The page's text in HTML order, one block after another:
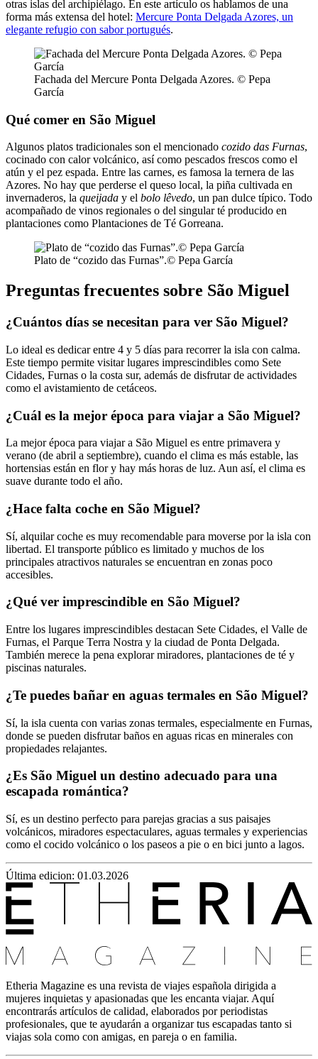
otras islas del archipiélago. En este artículo os hablamos de una
forma más extensa del hotel: Mercure Ponta Delgada Azores, un
elegante refugio con sabor portugués.
Fachada del Mercure Ponta Delgada Azores. © Pepa
García
Qué comer en São Miguel
Algunos platos tradicionales son el mencionado cozido das Furnas,
cocinado con calor volcánico, así como pescados frescos como el
atún y el pez espada. Entre las carnes, es famosa la ternera de las
Azores. No hay que perderse el queso local, la piña cultivada en
invernaderos, la queijada y el bolo lêvedo, un pan dulce típico. Todo
acompañado de vinos regionales o del singular té producido en
plantaciones como Plantaciones de Té Gorreana.
Plato de “cozido das Furnas”.© Pepa García
Preguntas frecuentes sobre São Miguel
¿Cuántos días se necesitan para ver São Miguel?
Lo ideal es dedicar entre 4 y 5 días para recorrer la isla con calma.
Este tiempo permite visitar lugares imprescindibles como Sete
Cidades, Furnas o la costa sur, además de disfrutar de actividades
como el avistamiento de cetáceos.
¿Cuál es la mejor época para viajar a São Miguel?
La mejor época para viajar a São Miguel es entre primavera y
verano (de abril a septiembre), cuando el clima es más estable, las
hortensias están en flor y hay más horas de luz. Aun así, el clima es
suave durante todo el año.
¿Hace falta coche en São Miguel?
Sí, alquilar coche es muy recomendable para moverse por la isla con
libertad. El transporte público es limitado y muchos de los
principales atractivos naturales se encuentran en zonas poco
accesibles.
¿Qué ver imprescindible en São Miguel?
Entre los lugares imprescindibles destacan Sete Cidades, el Valle de
Furnas, el Parque Terra Nostra y la ciudad de Ponta Delgada.
También merece la pena explorar miradores, plantaciones de té y
piscinas naturales.
¿Te puedes bañar en aguas termales en São Miguel?
Sí, la isla cuenta con varias zonas termales, especialmente en Furnas,
donde se pueden disfrutar baños en aguas ricas en minerales con
propiedades relajantes.
¿Es São Miguel un destino adecuado para una
escapada romántica?
Sí, es un destino perfecto para parejas gracias a sus paisajes
volcánicos, miradores espectaculares, aguas termales y experiencias
como el cocido volcánico o los paseos a pie o en bici junto a lagos.
Última edicion: 01.03.2026
Etheria Magazine es una revista de viajes española dirigida a
mujeres inquietas y apasionadas que les encanta viajar. Aquí
encontrarás artículos de calidad, elaborados por periodistas
profesionales, que te ayudarán a organizar tus escapadas tanto si
viajas sola como con amigas, en pareja o en familia.